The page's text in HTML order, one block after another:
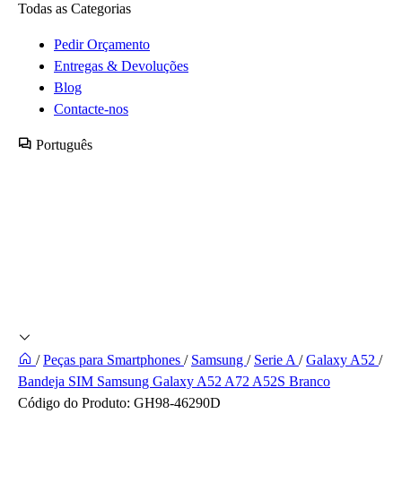
Todas as Categorias
Pedir Orçamento
Entregas & Devoluções
Blog
Contacte-nos
Português
/ Peças para Smartphones / Samsung / Serie A/ Galaxy A52 /
Bandeja SIM Samsung Galaxy A52 A72 A52S Branco
Código do Produto: GH98-46290D